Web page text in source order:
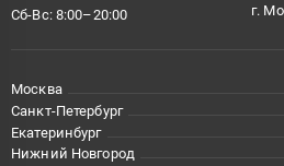
Сб-Вс: 8:00–20:00
г.
Москва
Санкт-Петербург
Екатеринбург
Нижний Новгород